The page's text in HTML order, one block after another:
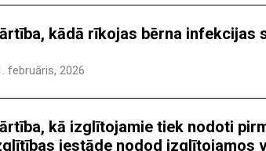
kādā rīkojas bērna infekcijas
februāris, 2026
kā izglītojamie tiek nodoti
iestāde nodod izglītojamos